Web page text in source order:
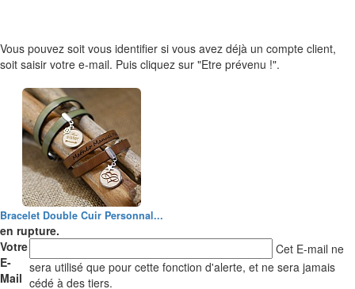
Vous pouvez soit vous identifier si vous avez déjà un compte client,
soit saisir votre e-mail. Puis cliquez sur "Etre prévenu !".
Bracelet Double Cuir Personnal...
en rupture.
Votre
E-
Mail
Cet E-mail ne
sera utilisé que pour cette fonction d'alerte, et ne sera jamais
cédé à des tiers.